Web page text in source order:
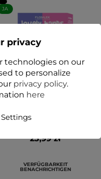
JA
Repair-Hand-Behandlung
- Floslek
25,99 zł
VERFÜGBARKEIT
BENACHRICHTIGEN
privacy
technologies on our
to personalize
privacy policy.
here
Settings